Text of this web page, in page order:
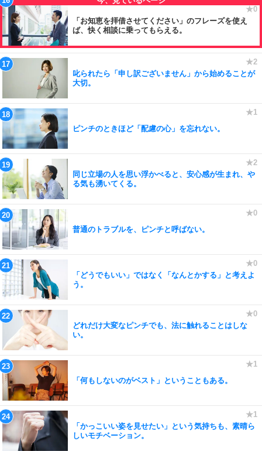
「お知恵を拝借させてください」のフレーズを使え
ば、快く相談に乗ってもらえる。
叱られたら「申し訳ございません」から始めることが
大切。
ピンチのときほど「配慮の心」を忘れない。
同じ立場の人を思い浮かべると、安心感が生まれ、や
る気も湧いてくる。
普通のトラブルを、ピンチと呼ばない。
「どうでもいい」ではなく「なんとかする」と考えよ
う。
どれだけ大変なピンチでも、法に触れることはしな
い。
「何もしないのがベスト」ということもある。
「かっこいい姿を見せたい」という気持ちも、素晴ら
しいモチベーション。